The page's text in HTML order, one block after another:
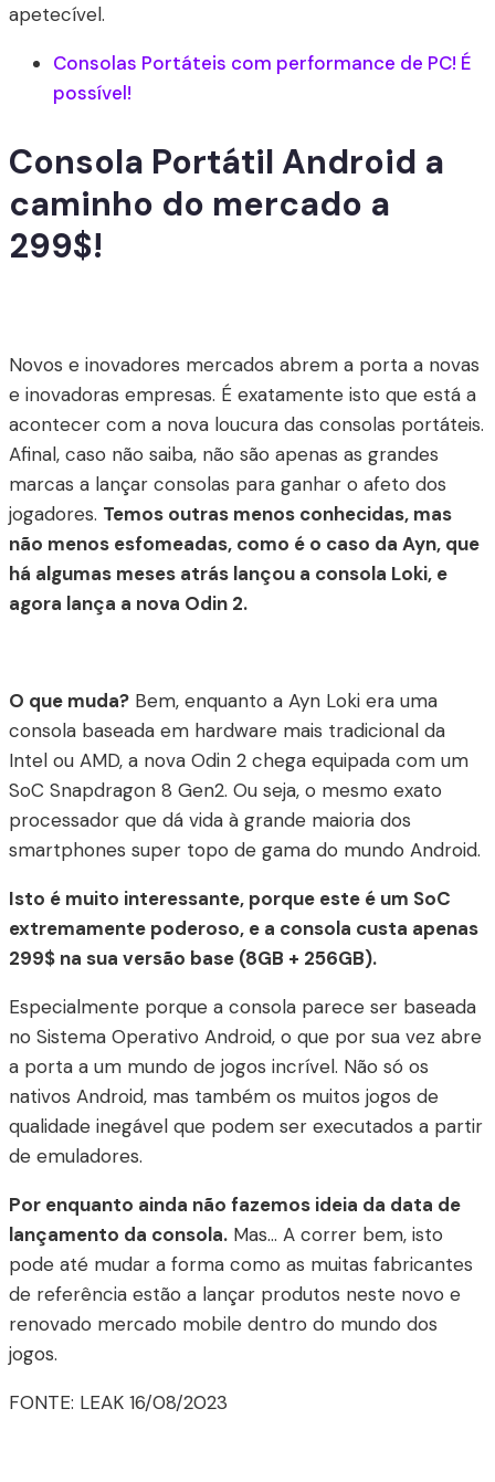
apetecível.
Consolas Portáteis com performance de PC! É
possível!
Consola Portátil Android a
caminho do mercado a
299$!
Novos e inovadores mercados abrem a porta a novas
e inovadoras empresas. É exatamente isto que está a
acontecer com a nova loucura das consolas portáteis.
Afinal, caso não saiba, não são apenas as grandes
marcas a lançar consolas para ganhar o afeto dos
jogadores. Temos outras menos conhecidas, mas
não menos esfomeadas, como é o caso da Ayn, que
há algumas meses atrás lançou a consola Loki, e
agora lança a nova Odin 2.
O que muda? Bem, enquanto a Ayn Loki era uma
consola baseada em hardware mais tradicional da
Intel ou AMD, a nova Odin 2 chega equipada com um
SoC Snapdragon 8 Gen2. Ou seja, o mesmo exato
processador que dá vida à grande maioria dos
smartphones super topo de gama do mundo Android.
Isto é muito interessante, porque este é um SoC
extremamente poderoso, e a consola custa apenas
299$ na sua versão base (8GB + 256GB).
Especialmente porque a consola parece ser baseada
no Sistema Operativo Android, o que por sua vez abre
a porta a um mundo de jogos incrível. Não só os
nativos Android, mas também os muitos jogos de
qualidade inegável que podem ser executados a partir
de emuladores.
Por enquanto ainda não fazemos ideia da data de
lançamento da consola. Mas… A correr bem, isto
pode até mudar a forma como as muitas fabricantes
de referência estão a lançar produtos neste novo e
renovado mercado mobile dentro do mundo dos
jogos.
FONTE: LEAK 16/08/2023